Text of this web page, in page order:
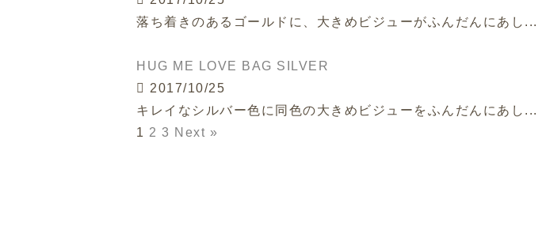
落ち着きのあるゴールドに、大きめビジューがふんだんにあし...
HUG ME LOVE BAG SILVER
2017/10/25
キレイなシルバー色に同色の大きめビジューをふんだんにあし...
1 2 3 Next »